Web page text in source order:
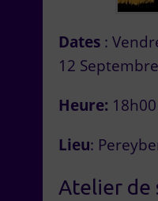
Dates :
12
Heure:
Lieu:
Atelier de